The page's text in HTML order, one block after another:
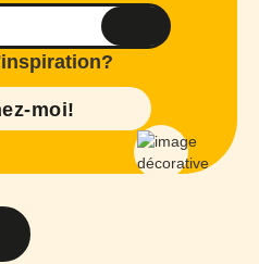
moi!